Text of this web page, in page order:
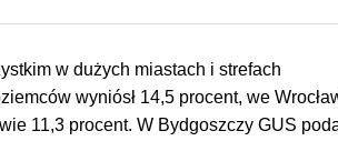
w dużych miastach i strefach
wyniósł 14,5 procent, we
11,3 procent. W Bydgoszczy GUS